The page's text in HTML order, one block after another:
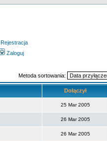
Rejestracja
Zaloguj
Metoda sortowania:
Dołączył
25 Mar 2005
26 Mar 2005
26 Mar 2005